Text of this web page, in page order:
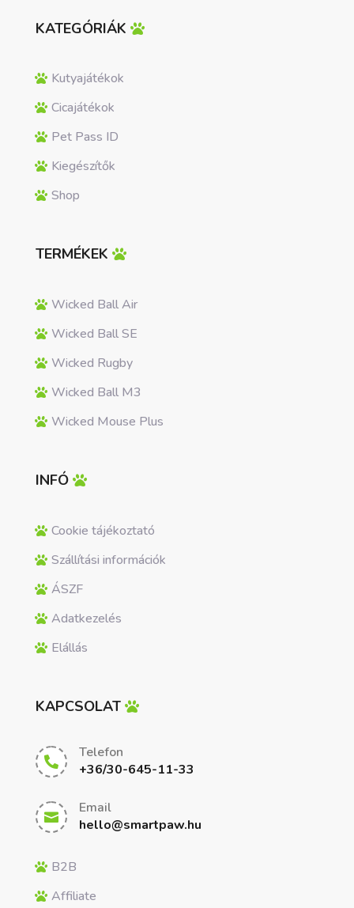
KATEGÓRIÁK
Kutyajátékok
Cicajátékok
Pet Pass ID
Kiegészítők
Shop
TERMÉKEK
Wicked Ball Air
Wicked Ball SE
Wicked Rugby
Wicked Ball M3
Wicked Mouse Plus
INFÓ
Cookie tájékoztató
Szállítási információk
ÁSZF
Adatkezelés
Elállás
KAPCSOLAT

Telefon
+36/30-645-11-33

Email
hello@smartpaw.hu
B2B
Affiliate